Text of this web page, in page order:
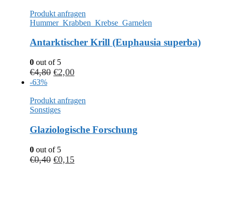
Produkt anfragen
Hummer_Krabben_Krebse_Garnelen
Antarktischer Krill (Euphausia superba)
0 out of 5
€4,80 €2,00
-63%
Produkt anfragen
Sonstiges
Glaziologische Forschung
0 out of 5
€0,40 €0,15